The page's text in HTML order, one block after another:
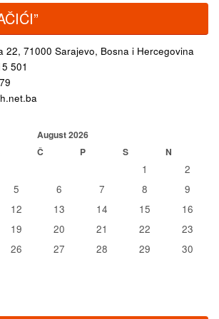
22, 71000 Sarajevo, Bosna i Hercegovina
501
August 2026
Č P S N
1
2
5 6 7 8
9
12 13 14 15
16
19 20 21 22
23
26 27 28 29
30